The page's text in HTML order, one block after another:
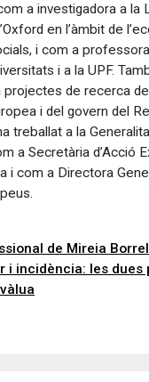
a investigadora a la
en l’àmbit de
i com a
i a la UPF.
projectes de recerca
i del govern del
treballat a la
a Secretària d’Acció
i com a Directora
de Mireia
i incidència: les dues